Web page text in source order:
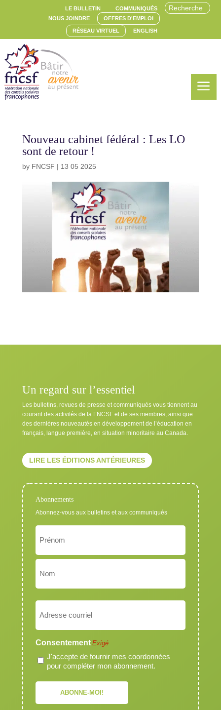
LE BULLETIN
COMMUNIQUÉS
NOUS JOINDRE
OFFRES D'EMPLOI
RÉSEAU VIRTUEL ENGLISH
a
Nouveau cabinet fédéral : Les LO
sont de retour !
by FNCSF | 13 05 2025
Un regard sur l’essentiel
Les bulletins, revues de presse et communiqués vous tiennent au
courant des activités de la FNCSF et de ses membres, ainsi que
des dernières nouveautés en développement de l’éducation en
français, langue première, en situation minoritaire au Canada.
LIRE LES ÉDITIONS ANTÉRIEURES
Abonnements
Abonnez-vous aux bulletins et aux communiqués
Nom
Exigé
Prénom
Courriel
Exigé
Consentement Exigé
J'accepte de fournir mes coordonnées
pour compléter mon abonnement.